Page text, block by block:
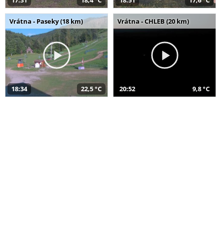
Vrátna - Paseky (18 km)
18:34 22,5 °C
Vrátna - CHLEB (20 km)
20:52 9,8 °C